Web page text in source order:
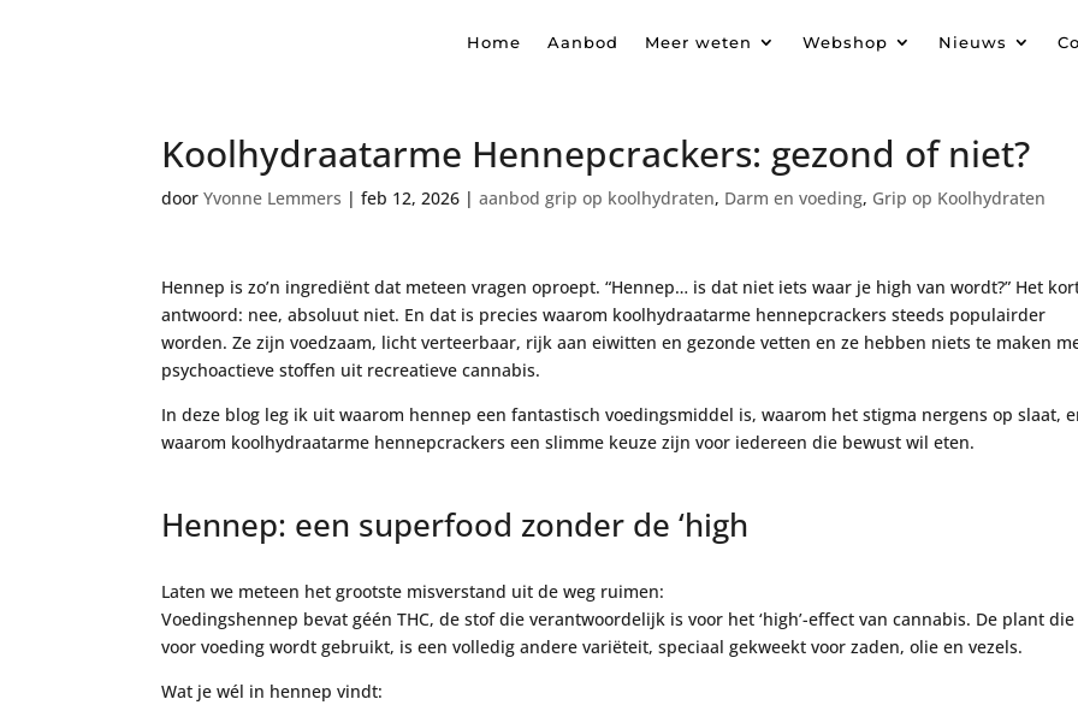
Home Aanbod Meer weten Webshop Nieuws
Koolhydraatarme Hennepcrackers: gezond of niet?
doorYvonne Lemmers |feb 12, 2026 |aanbod grip op koolhydraten, Darm en voeding, Grip op Koolhydraten
Hennep is zo’n ingrediënt dat meteen vragen oproept. “Hennep… is dat niet iets waar je high van wordt?” Het
antwoord: nee, absoluut niet. En dat is precies waarom koolhydraatarme hennepcrackers steeds populairder
worden. Ze zijn voedzaam, licht verteerbaar, rijk aan eiwitten en gezonde vetten en ze hebben niets te maken
psychoactieve stoffen uit recreatieve cannabis.
In deze blog leg ik uit waarom hennep een fantastisch voedingsmiddel is, waarom het stigma nergens op slaat,
waarom koolhydraatarme hennepcrackers een slimme keuze zijn voor iedereen die bewust wil eten.
Hennep: een superfood zonder de ‘high
Laten we meteen het grootste misverstand uit de weg ruimen:
Voedingshennep bevat géén THC, de stof die verantwoordelijk is voor het ‘high’-effect van cannabis. De plant die
voor voeding wordt gebruikt, is een volledig andere variëteit, speciaal gekweekt voor zaden, olie en vezels.
Wat je wél in hennep vindt: